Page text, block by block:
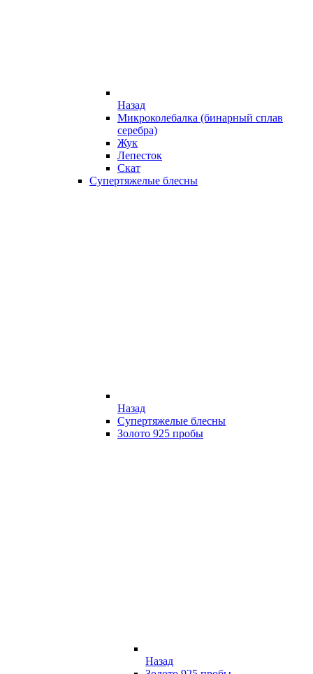
Назад
Микроколебалка (бинарный сплав
серебра)
Жук
Лепесток
Скат
Супертяжелые блесны
Назад
Супертяжелые блесны
Золото 925 пробы
Назад